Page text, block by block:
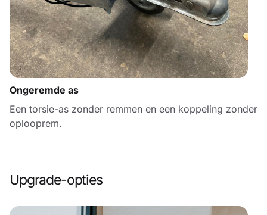
Ongeremde as
Een torsie-as zonder remmen en een koppeling zonder
oplooprem.
Upgrade-opties